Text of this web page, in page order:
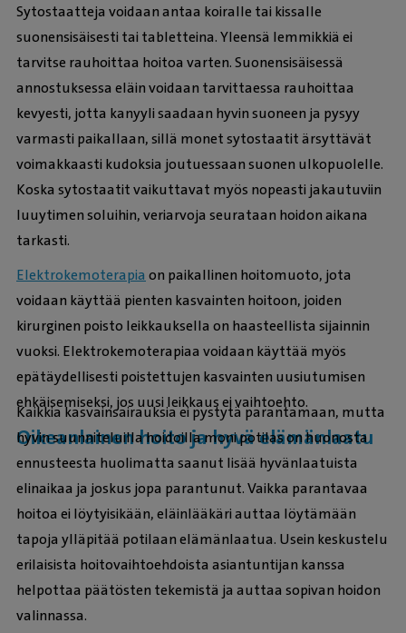
Sytostaatteja voidaan antaa koiralle tai kissalle
suonensisäisesti tai tabletteina. Yleensä lemmikkiä ei
tarvitse rauhoittaa hoitoa varten. Suonensisäisessä
annostuksessa eläin voidaan tarvittaessa rauhoittaa
kevyesti, jotta kanyyli saadaan hyvin suoneen ja pysyy
varmasti paikallaan, sillä monet sytostaatit ärsyttävät
voimakkaasti kudoksia joutuessaan suonen ulkopuolelle.
Koska sytostaatit vaikuttavat myös nopeasti jakautuviin
luuytimen soluihin, veriarvoja seurataan hoidon aikana
tarkasti.
Elektrokemoterapia on paikallinen hoitomuoto, jota
voidaan käyttää pienten kasvainten hoitoon, joiden
kirurginen poisto leikkauksella on haasteellista sijainnin
vuoksi. Elektrokemoterapiaa voidaan käyttää myös
epätäydellisesti poistettujen kasvainten uusiutumisen
ehkäisemiseksi, jos uusi leikkaus ei vaihtoehto.
Oikeanlainen hoito ja hyvä elämänlaatu
Kaikkia kasvainsairauksia ei pystytä parantamaan, mutta
hyvin suunniteluilla hoidoilla moni potilas on huonosta
ennusteesta huolimatta saanut lisää hyvänlaatuista
elinaikaa ja joskus jopa parantunut. Vaikka parantavaa
hoitoa ei löytyisikään, eläinlääkäri auttaa löytämään
tapoja ylläpitää potilaan elämänlaatua. Usein keskustelu
erilaisista hoitovaihtoehdoista asiantuntijan kanssa
helpottaa päätösten tekemistä ja auttaa sopivan hoidon
valinnassa.